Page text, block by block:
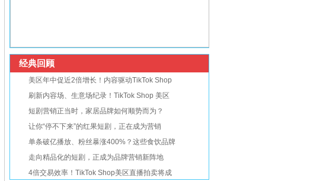
经典回顾
美区年中促近2倍增长！内容驱动TikTok Shop
刷新内容场、生意场纪录！TikTok Shop 美区
短剧营销正当时，家居品牌如何顺势而为？
让你“停不下来”的红果短剧，正在成为营销
单条破亿播放、粉丝暴涨400%？这些食饮品牌
走向精品化的短剧，正成为品牌营销新阵地
4倍交易效率！TikTok Shop美区直播拍卖将成